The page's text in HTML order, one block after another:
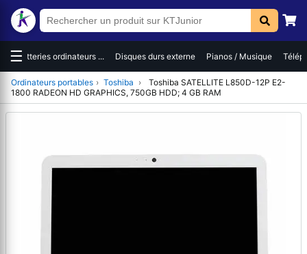
☰Batteries ordinateurs ... Disques durs externe Pianos / Musique
Ordinateurs portables › Toshiba ›
Toshiba SATELLITE L850D-12P E2-
1800 RADEON HD GRAPHICS, 750GB HDD; 4 GB RAM